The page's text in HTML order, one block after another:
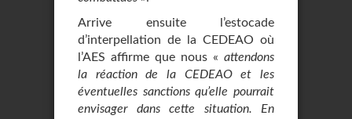
Arrive ensuite l’estocade
d’interpellation de la CEDEAO où
l’AES affirme que nous « attendons
la réaction de la CEDEAO et les
éventuelles sanctions qu’elle pourrait
envisager dans cette situation. En